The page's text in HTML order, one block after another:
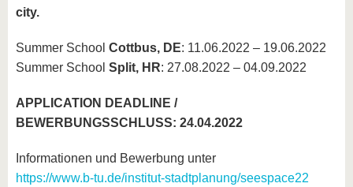
city.
Summer School Cottbus, DE: 11.06.2022 – 19.06.2022
Summer School Split, HR: 27.08.2022 – 04.09.2022
APPLICATION DEADLINE /
BEWERBUNGSSCHLUSS: 24.04.2022
Informationen und Bewerbung unter
https://www.b-tu.de/institut-stadtplanung/seespace22